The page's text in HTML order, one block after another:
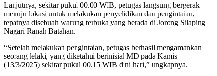
Lanjutnya, sekitar pukul 00.00 WIB, petugas langsung bergerak
menuju lokasi untuk melakukan penyelidikan dan pengintaian,
tepatnya disebuah warung terbuka yang berada di Jorong Silaping
Nagari Ranah Batahan.
“Setelah melakukan pengintaian, petugas berhasil mengamankan
seorang lelaki, yang diketahui berinisial MD pada Kamis
(13/3/2025) sekitar pukul 00.15 WIB dini hari,” ungkapnya.